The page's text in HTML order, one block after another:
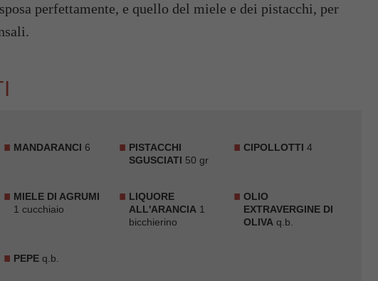
perfettamente, e quello del miele e dei pistacchi, per
MANDARANCI 6
PISTACCHI
SGUSCIATI 50 gr
CIPOLLOTTI 4
MIELE DI AGRUMI
1 cucchiaio
LIQUORE
ALL'ARANCIA 1
bicchierino
OLIO
EXTRAVERGINE DI
OLIVA q.b.
PEPE q.b.